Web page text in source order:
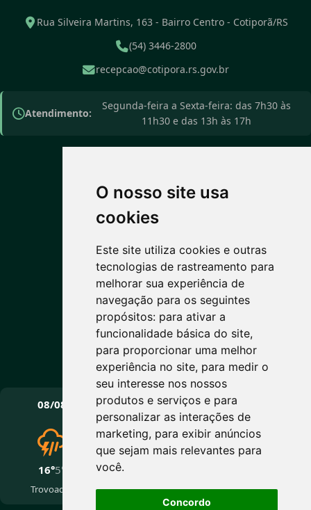
O nosso site usa
cookies
Este site utiliza cookies e outras
tecnologias de rastreamento para
melhorar sua experiência de
navegação para os seguintes
propósitos: para ativar a
funcionalidade básica do site,
para proporcionar uma melhor
experiência no site, para medir o
seu interesse nos nossos
produtos e serviços e para
personalizar as interações de
marketing, para exibir anúncios
que sejam mais relevantes para
você.
Concordo
Rua Silveira Martins, 163 - Bairro Centro - Cotiporã/RS
(54) 3446-2800
recepcao@cotipora.rs.gov.br
Atendimento:
Segunda-feira a Sexta-feira: das 7h30 às
11h30 e das 13h às 17h
PREVISÃO DO TEMPO
9°C
Nublado
Máx: 16° • Mín: 5°
Vento: 4.4 km/h
08/08
16°5°
Trovoadas
09/08
Nublado Nublado